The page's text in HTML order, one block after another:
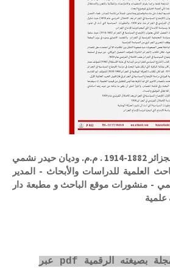
الأوضاع السياسية في الجزائر 1882-1914 . م.م. وديان حيدر نشمي
الباحث العلمية للدراسات والأبحاث - المدير
- منشورات موقع الباحث و مطبعة دار
رابط تحميل كتاب المجلة بصيغته الرقمية pdf عبر